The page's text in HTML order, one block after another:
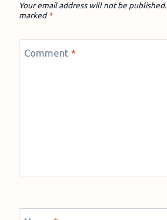
Your email address will not be published.
marked*
Comment *